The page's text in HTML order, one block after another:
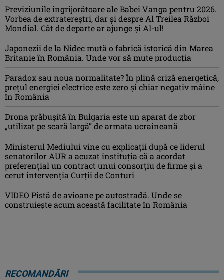
Previziunile îngrijorătoare ale Babei Vanga pentru 2026.
Vorbea de extratereștri, dar și despre Al Treilea Război
Mondial. Cât de departe ar ajunge și AI-ul!
Japonezii de la Nidec mută o fabrică istorică din Marea
Britanie în România. Unde vor să mute producția
Paradox sau noua normalitate? În plină criză energetică,
prețul energiei electrice este zero și chiar negativ mâine
în România
Drona prăbuşită în Bulgaria este un aparat de zbor
„utilizat pe scară largă” de armata ucraineană
Ministerul Mediului vine cu explicații după ce liderul
senatorilor AUR a acuzat instituția că a acordat
preferențial un contract unui consorțiu de firme și a
cerut intervenția Curții de Conturi
VIDEO Pistă de avioane pe autostradă. Unde se
construiește acum această facilitate în România
RECOMANDĂRI